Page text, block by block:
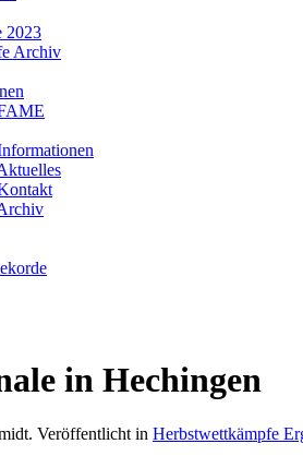
2023
Archiv
in Hechingen
Veröffentlicht in Herbstwettkämpfe